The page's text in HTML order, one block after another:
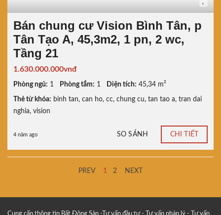
Bán chung cư Vision Bình Tân, p
Tân Tạo A, 45,3m2, 1 pn, 2 wc,
Tầng 21
1.630.000.000vnđ
Phòng ngủ: 1 Phòng tắm: 1 Diện tích: 45,34 m²
Thẻ từ khóa: binh tan, can ho, cc, chung cu, tan tao a, tran dai
nghia, vision
4 năm ago SO SÁNH CHI TIẾT
PREV 1 2 NEXT